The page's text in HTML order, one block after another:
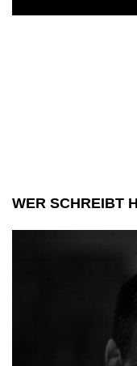
WER SCHREIBT